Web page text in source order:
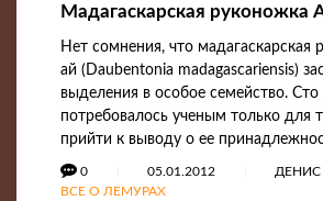
Мадагаскарская руконожка
Нет сомнения, что мадагаскарская
ай (Daubentonia madagascariensis)
выделения в особое семейство. Сто
потребовалось ученым только для
прийти к выводу о ее
0 05.01.2012
ВСЕ О ЛЕМУРАХ